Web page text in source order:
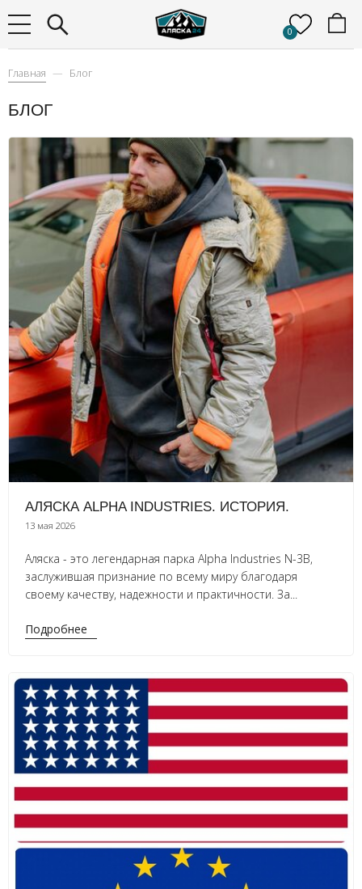
0
Главная Блог
БЛОГ
АЛЯСКА ALPHA INDUSTRIES. ИCТОРИЯ.
13 мая 2026
Аляска - это легендарная парка Alpha Industries N-3B,
заслужившая признание по всему миру благодаря
своему качеству, надежности и практичности. За...
Подробнее